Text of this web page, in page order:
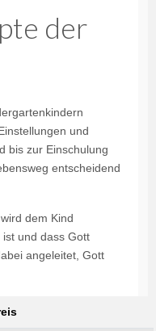
der
und
bis zur Einschulung
entscheidend
dem Kind
und dass Gott
angeleitet, Gott